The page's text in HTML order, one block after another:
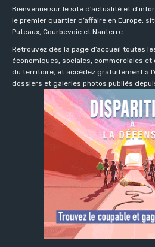
Bienvenue sur le site d’actualité et
le premier quartier d’affaire en Europe,
Puteaux, Courbevoie et Nanterre.
Retrouvez dès la page d’accueil toutes
économiques, sociales, commerciales
du territoire, et accédez gratuitement à
dossiers et galeries photos publiés